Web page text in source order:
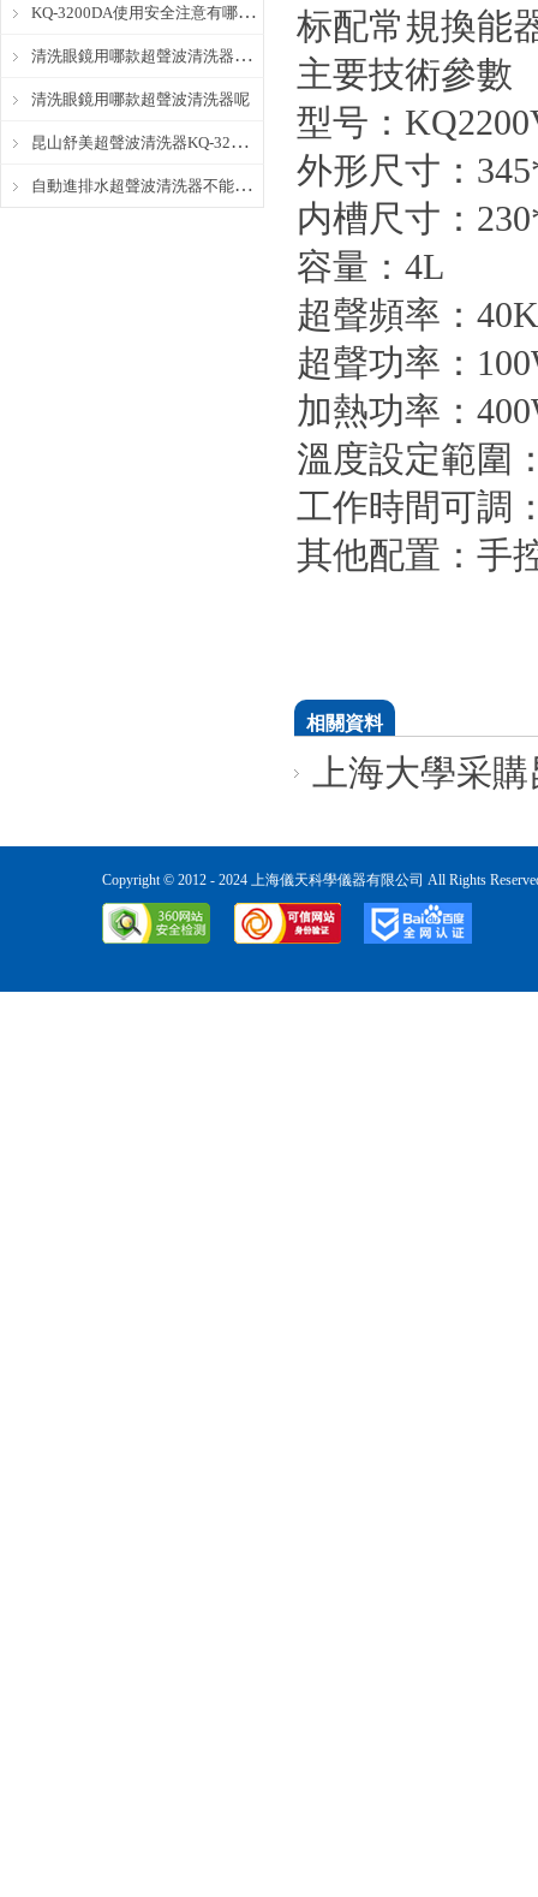
KQ-3200DA使用安全注意有哪些？
清洗眼鏡用哪款超聲波清洗器呢？
清洗眼鏡用哪款超聲波清洗器呢
昆山舒美超聲波清洗器KQ-3200DA完整參數
自動進排水超聲波清洗器不能自動進水怎麽辦？
标配常規換能
主要技術參數
型号：
外形尺寸
内槽尺寸：
容量：4L
超聲頻率：
超聲功率：
加熱功率：
溫度設定範圍
工作時間可調
其他配置：手
相關資料
上海大學采
Copyright © 2012 - 2024 上海儀天科學儀器有限公司 All Rights